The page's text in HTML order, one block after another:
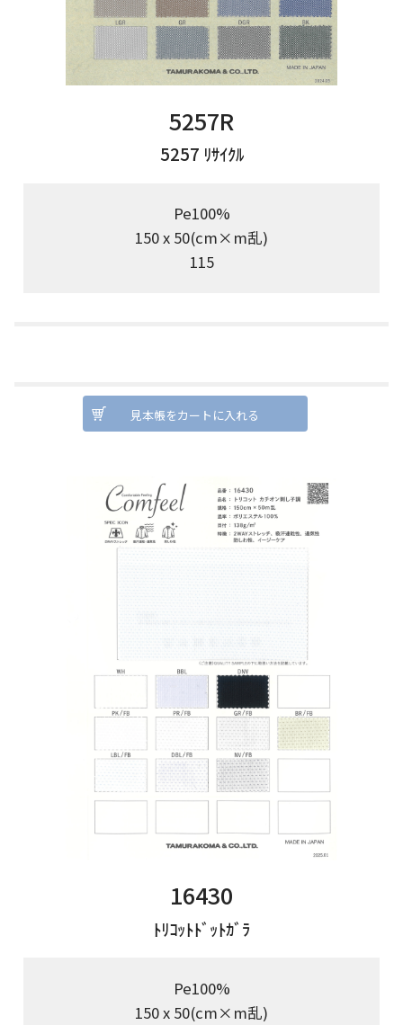
5257R
5257 ﾘｻｲｸﾙ
Pe100%
150 x 50(cm×m乱)
115
見本帳をカートに入れる
16430
ﾄﾘｺｯﾄﾄﾞｯﾄｶﾞﾗ
Pe100%
150 x 50(cm×m乱)